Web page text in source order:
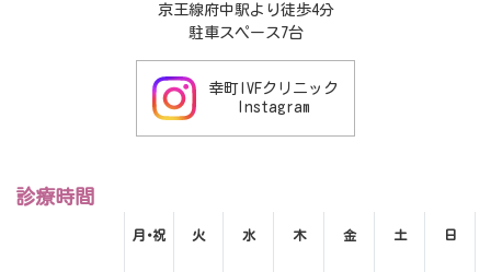
京王線府中駅より徒歩4分
駐車スペース7台
幸町IVFクリニック
Instagram
診療時間
月･祝 火 水 木 金 土 日